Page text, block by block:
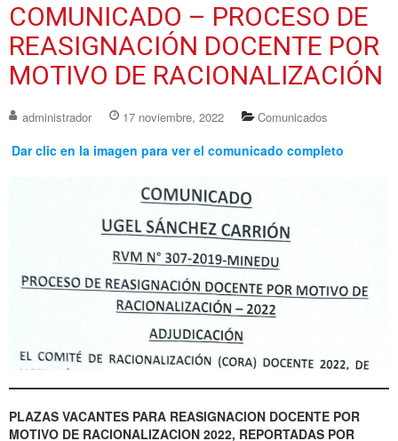
COMUNICADO – PROCESO DE
REASIGNACIÓN DOCENTE POR
MOTIVO DE RACIONALIZACIÓN
administrador 17 noviembre, 2022 Comunicados
Dar clic en la imagen para ver el comunicado completo
PLAZAS VACANTES PARA REASIGNACION DOCENTE POR
MOTIVO DE RACIONALIZACION 2022, REPORTADAS POR